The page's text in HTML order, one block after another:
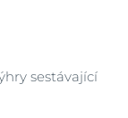
sestávající